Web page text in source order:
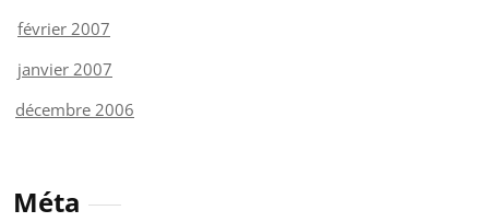
février 2007
janvier 2007
décembre 2006
Méta